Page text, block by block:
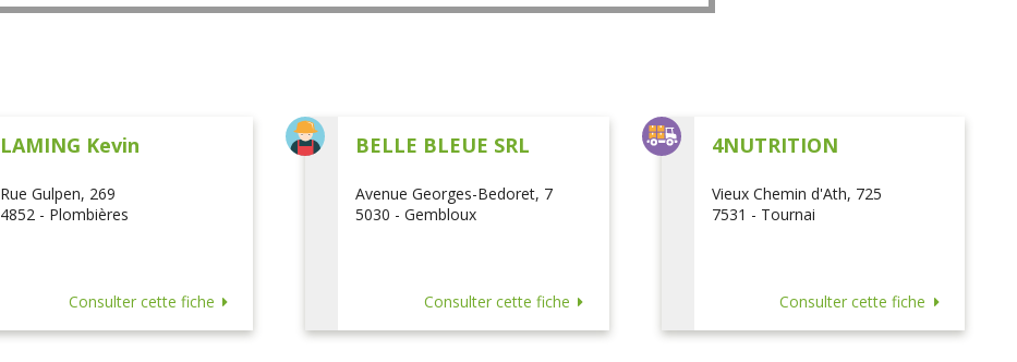
LAMING Kevin
Rue Gulpen, 269
4852 - Plombières
Consulter cette fiche
BELLE BLEUE SRL
Avenue Georges-Bedoret, 7
5030 - Gembloux
Consulter cette fiche
4NUTRITION
Vieux Chemin d'Ath, 725
7531 - Tournai
Consulter cette fiche